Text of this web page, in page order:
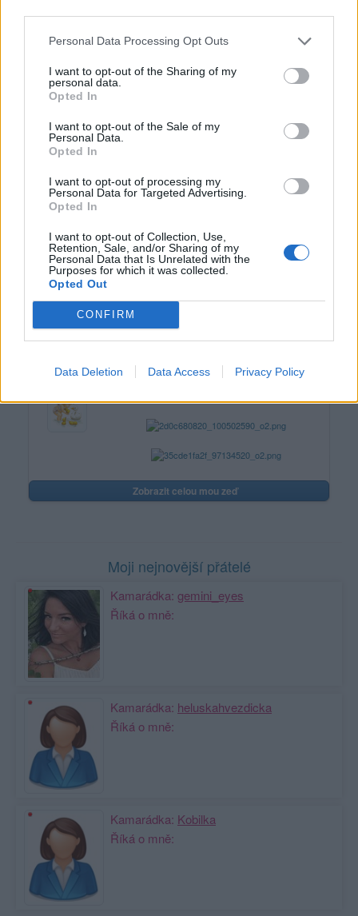
Personal Data Processing Opt Outs
I want to opt-out of the Sharing of my
personal data.
Opted In
I want to opt-out of the Sale of my
Personal Data.
Opted In
I want to opt-out of processing my
Personal Data for Targeted Advertising.
Opted In
I want to opt-out of Collection, Use,
Retention, Sale, and/or Sharing of my
Personal Data that Is Unrelated with the
Purposes for which it was collected.
Opted Out
CONFIRM
Data Deletion Data Access Privacy Policy
Žij tak, jako by každý den byl ten poslední.
Poslední 3 příspěvky na mé zdi
FiM
Foceno s láskou....
www.matusinsky.cz
Zobrazit celou mou zeď
Moji nejnovější přátelé
Kamarádka: gemini_eyes
Říká o mně:
Kamarádka: heluskahvezdicka
Říká o mně:
Kamarádka: Kobilka
Říká o mně: